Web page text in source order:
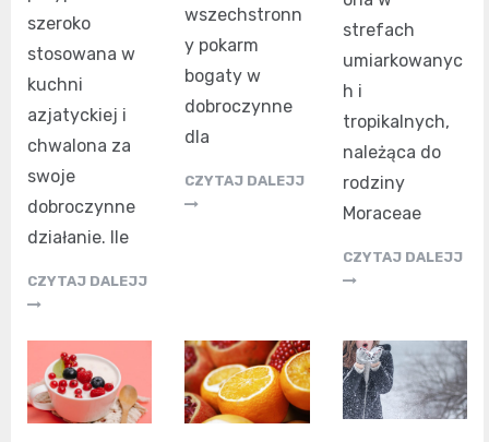
szeroko
stosowana w
kuchni
azjatyckiej i
chwalona za
swoje
dobroczynne
działanie. Ile
CZYTAJ DALEJJ
wszechstronn
y pokarm
bogaty w
dobroczynne
dla
CZYTAJ DALEJJ
strefach
umiarkowanyc
h i
tropikalnych,
należąca do
rodziny
Moraceae
CZYTAJ DALEJJ